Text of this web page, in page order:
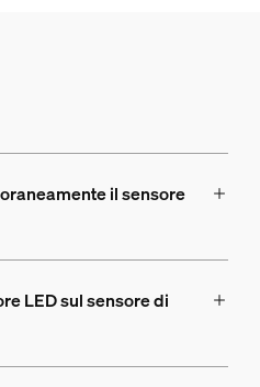
il sensore
LED sul sensore di